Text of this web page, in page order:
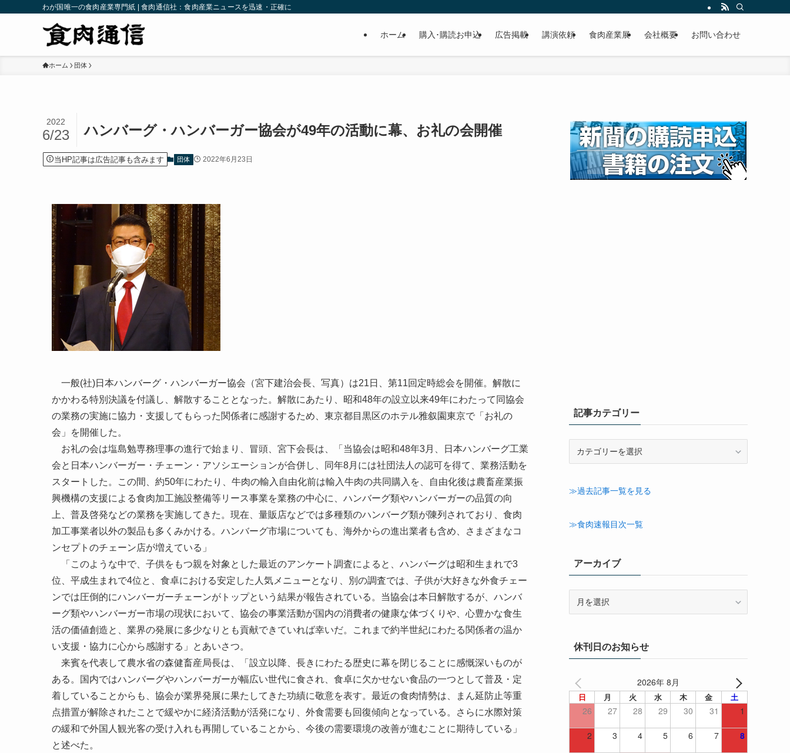
わが国唯一の食肉産業専門紙 | 食肉通信社：食肉産業ニュースを迅速・正確に
ホーム 購入･購読お申込 広告掲載 講演依頼 食肉産業展 会社概要 お問い合わせ
ホーム 団体
ハンバーグ・ハンバーガー協会が49年の活動に幕、お礼の会開催
2022
6/23
当HP記事は広告記事も含みます 団体 2022年6月23日
一般(社)日本ハンバーグ・ハンバーガー協会（宮下建治会長、写真）は21日、第11回定時総会を開催。解散に
かかわる特別決議を付議し、解散することとなった。解散にあたり、昭和48年の設立以来49年にわたって同協会
の業務の実施に協力・支援してもらった関係者に感謝するため、東京都目黒区のホテル雅叙園東京で「お礼の
会」を開催した。
お礼の会は塩島勉専務理事の進行で始まり、冒頭、宮下会長は、「当協会は昭和48年3月、日本ハンバーグ工業
会と日本ハンバーガー・チェーン・アソシエーションが合併し、同年8月には社団法人の認可を得て、業務活動を
スタートした。この間、約50年にわたり、牛肉の輸入自由化前は輸入牛肉の共同購入を、自由化後は農畜産業振
興機構の支援による食肉加工施設整備等リース事業を業務の中心に、ハンバーグ類やハンバーガーの品質の向
上、普及啓発などの業務を実施してきた。現在、量販店などでは多種類のハンバーグ類が陳列されており、食肉
加工事業者以外の製品も多くみかける。ハンバーグ市場についても、海外からの進出業者も含め、さまざまなコ
ンセプトのチェーン店が増えている」
「このような中で、子供をもつ親を対象とした最近のアンケート調査によると、ハンバーグは昭和生まれで3
位、平成生まれで4位と、食卓における安定した人気メニューとなり、別の調査では、子供が大好きな外食チェー
ンでは圧倒的にハンバーガーチェーンがトップという結果が報告されている。当協会は本日解散するが、ハンバ
ーグ類やハンバーガー市場の現状において、協会の事業活動が国内の消費者の健康な体づくりや、心豊かな食生
活の価値創造と、業界の発展に多少なりとも貢献できていれば幸いだ。これまで約半世紀にわたる関係者の温か
い支援・協力に心から感謝する」とあいさつ。
来賓を代表して農水省の森健畜産局長は、「設立以降、長きにわたる歴史に幕を閉じることに感慨深いものが
ある。国内ではハンバーグやハンバーガーが幅広い世代に食され、食卓に欠かせない食品の一つとして普及・定
着していることからも、協会が業界発展に果たしてきた功績に敬意を表す。最近の食肉情勢は、まん延防止等重
点措置が解除されたことで緩やかに経済活動が活発になり、外食需要も回復傾向となっている。さらに水際対策
の緩和で外国人観光客の受け入れも再開していることから、今後の需要環境の改善が進むことに期待している」
と述べた。
記事カテゴリー
ゴ
ー
≫過去記事一覧を見る
≫食肉速報目次一覧
アーカイブ
ブ休刊日のお知らせ
2026年 8月
日 月 火 水 木 金 土
26 27 28 29 30 31 1
2 3 4 5 6 7 8